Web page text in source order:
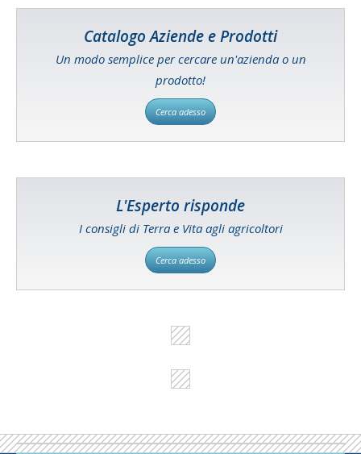
Catalogo Aziende e Prodotti
Un modo semplice per cercare un'azienda o un
prodotto!
Cerca adesso
L'Esperto risponde
I consigli di Terra e Vita agli agricoltori
Cerca adesso